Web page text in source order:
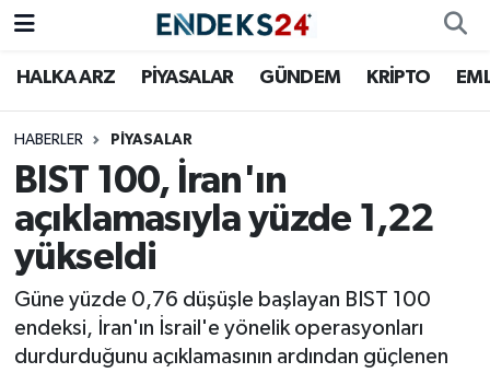
HALKA ARZ PİYASALAR GÜNDEM KRİPTO
HABERLER PİYASALAR
BIST 100, İran'ın
açıklamasıyla yüzde 1,22
yükseldi
Güne yüzde 0,76 düşüşle başlayan BIST 100
endeksi, İran'ın İsrail'e yönelik operasyonları
durdurduğunu açıklamasının ardından güçlenen
EMLAK
ENERJİ
GÜNDEM
HALKA ARZ
KRİPTO
OTOMOTİV
Nöbetçi Eczaneler
Hava Durumu
Trafik Durumu
Süper Lig Puan Durumu ve Fikstür
Tüm Manşetler
Son Dakika Haberleri